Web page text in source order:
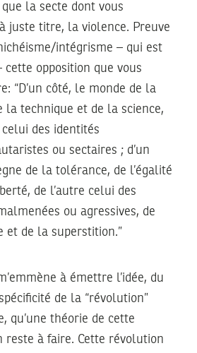
la secte dont vous
juste titre, la violence. Preuve
intégrisme – qui est
cette opposition que vous
“D’un côté, le monde de la
la technique et de la science,
celui des identités
ou sectaires ; d’un
de la tolérance, de l’égalité
de l’autre celui des
ou agressives, de
et de la superstition.”
à émettre l’idée, du
de la “révolution”
qu’une théorie de cette
reste à faire. Cette révolution